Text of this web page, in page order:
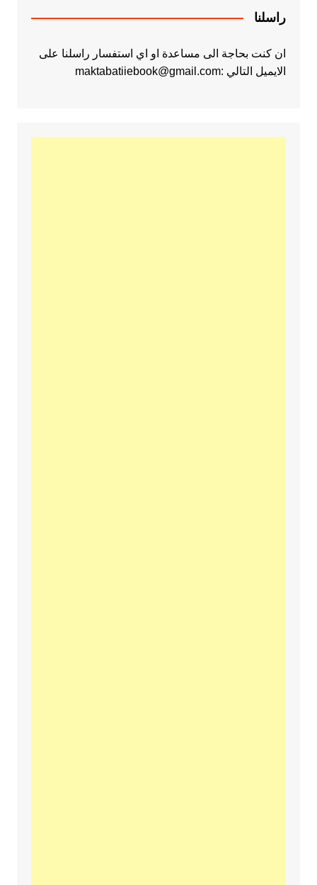
راسلنا
ان كنت بحاجة الى مساعدة او اي استفسار راسلنا على
الايميل التالي :maktabatiiebook@gmail.com